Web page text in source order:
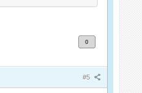
0
#5